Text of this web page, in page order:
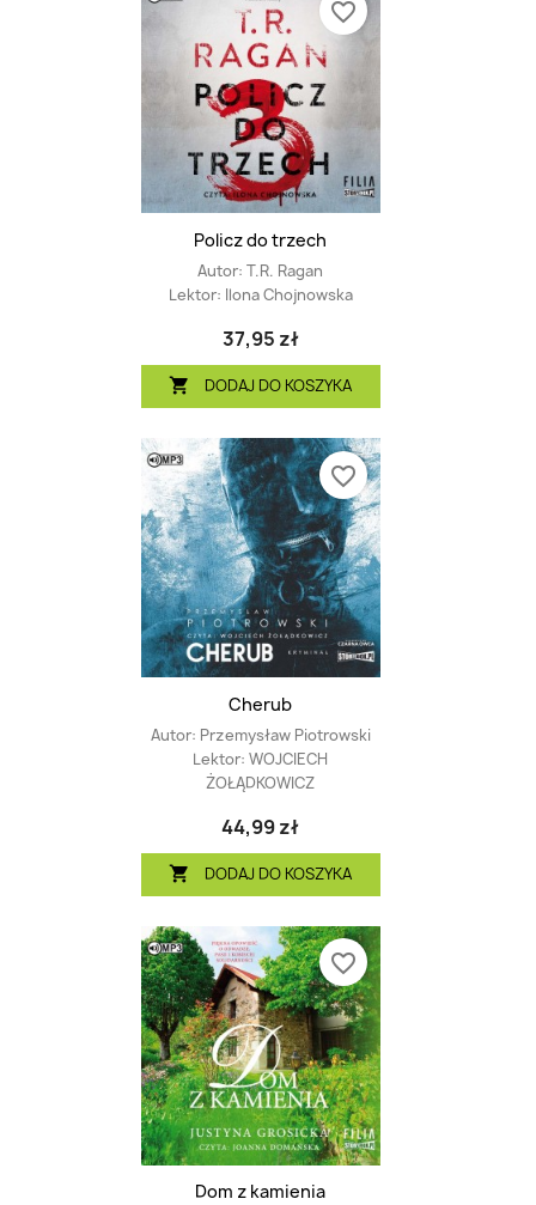
Policz do trzech
Autor: T.R. Ragan
Lektor: Ilona Chojnowska
37,95 zł
 DODAJ DO KOSZYKA
favorite_border
Cherub
Autor: Przemysław Piotrowski
Lektor: WOJCIECH
ŻOŁĄDKOWICZ
44,99 zł
 DODAJ DO KOSZYKA
favorite_border
Dom z kamienia
favorite_border